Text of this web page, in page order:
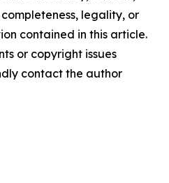
legality, or
contained in this article.
or copyright issues
contact the author